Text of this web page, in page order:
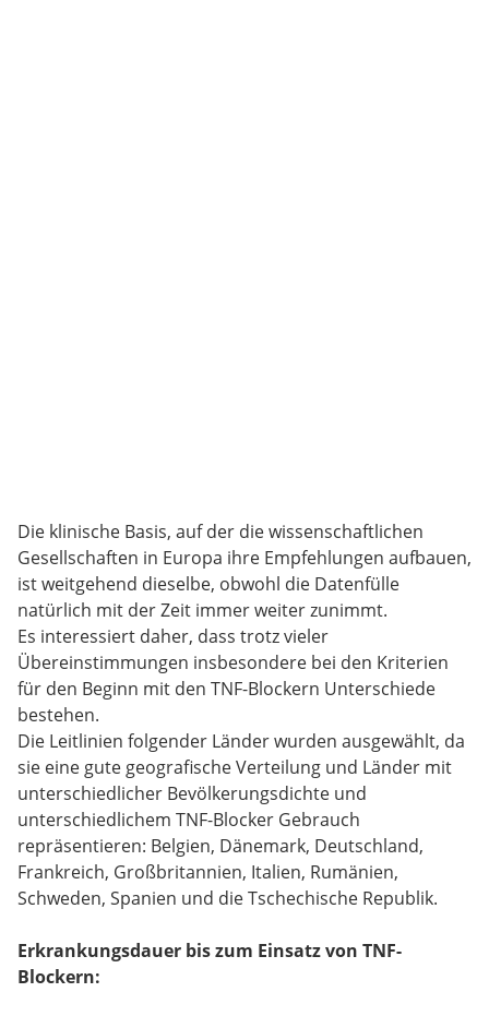
Die klinische Basis, auf der die wissenschaftlichen
Gesellschaften in Europa ihre Empfehlungen aufbauen,
ist weitgehend dieselbe, obwohl die Datenfülle
natürlich mit der Zeit immer weiter zunimmt.
Es interessiert daher, dass trotz vieler
Übereinstimmungen insbesondere bei den Kriterien
für den Beginn mit den TNF-Blockern Unterschiede
bestehen.
Die Leitlinien folgender Länder wurden ausgewählt, da
sie eine gute geografische Verteilung und Länder mit
unterschiedlicher Bevölkerungsdichte und
unterschiedlichem TNF-Blocker Gebrauch
repräsentieren: Belgien, Dänemark, Deutschland,
Frankreich, Großbritannien, Italien, Rumänien,
Schweden, Spanien und die Tschechische Republik.
Erkrankungsdauer bis zum Einsatz von TNF-
Blockern: